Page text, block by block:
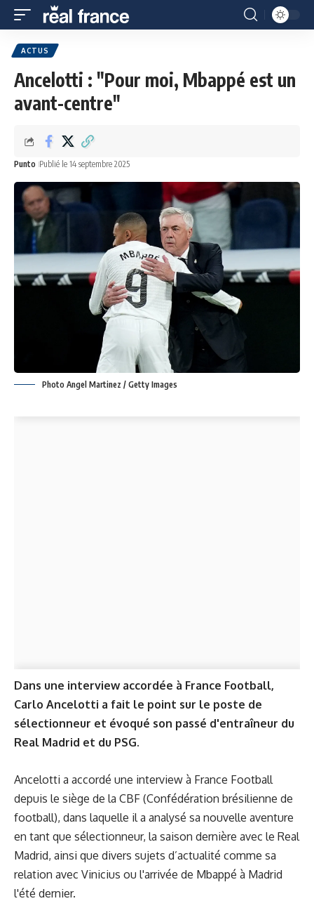
ACTUS
Ancelotti : "Pour moi, Mbappé est un
avant-centre"
Punto Publié le 14 septembre 2025
Photo Angel Martinez / Getty Images
Dans une interview accordée à France Football,
Carlo Ancelotti a fait le point sur le poste de
sélectionneur et évoqué son passé d'entraîneur du
Real Madrid et du PSG.
Ancelotti a accordé une interview à France Football
depuis le siège de la CBF (Confédération brésilienne de
football), dans laquelle il a analysé sa nouvelle aventure
en tant que sélectionneur, la saison dernière avec le Real
Madrid, ainsi que divers sujets d’actualité comme sa
relation avec Vinicius ou l'arrivée de Mbappé à Madrid
l'été dernier.